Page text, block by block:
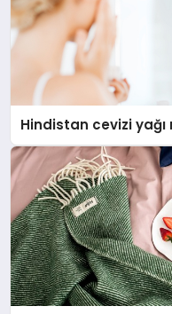
Hindistan cevizi yağı